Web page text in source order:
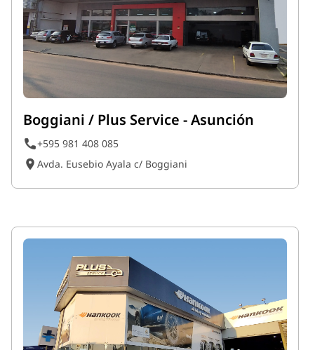
Boggiani / Plus Service - Asunción
+595 981 408 085
Avda. Eusebio Ayala c/ Boggiani